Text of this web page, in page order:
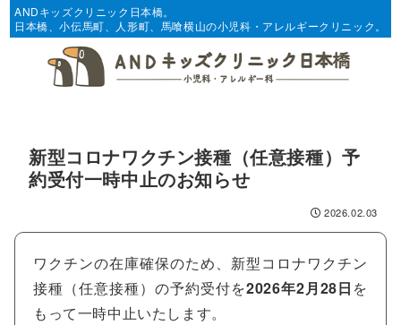
ANDキッズクリニック日本橋。
日本橋、小伝馬町、人形町、馬喰横山の小児科・アレルギークリニック。
新型コロナワクチン接種（任意接種）予
約受付一時中止のお知らせ
2026.02.03
ワクチンの在庫確保のため、新型コロナワクチン
接種（任意接種）の予約受付を2026年2月28日 を
もって一時中止いたします。